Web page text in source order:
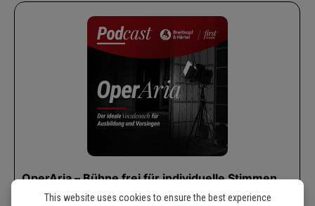
This website uses cookies to ensure the best experience